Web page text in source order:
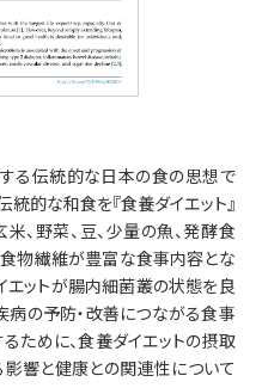
する伝統的な日本の食の思想で
統的な和食を『食養ダイエット』
米、野菜、豆、少量の魚、発酵食
食物繊維が豊富な食事内容とな
エットが腸内細菌叢の状態を良
病の予防・改善につながる食事
ために、食養ダイエットの摂取
響と健康との関連性について
わせ